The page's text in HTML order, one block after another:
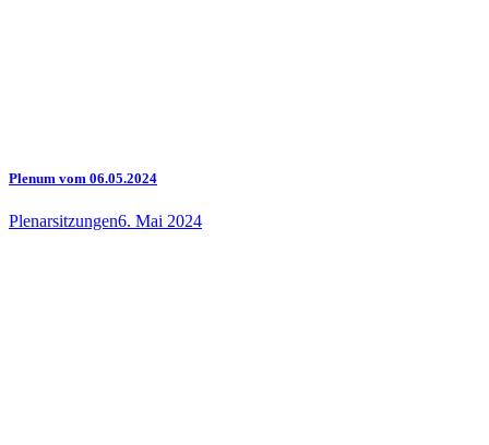
Plenum vom 06.05.2024
Plenarsitzungen6. Mai 2024